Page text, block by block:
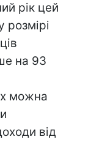
рік цей
розмірі
на 93
можна
від